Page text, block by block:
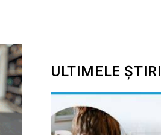
ULTIMELE ȘTIRI